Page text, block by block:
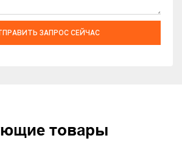
ЗАПРОС СЕЙЧАС
товары